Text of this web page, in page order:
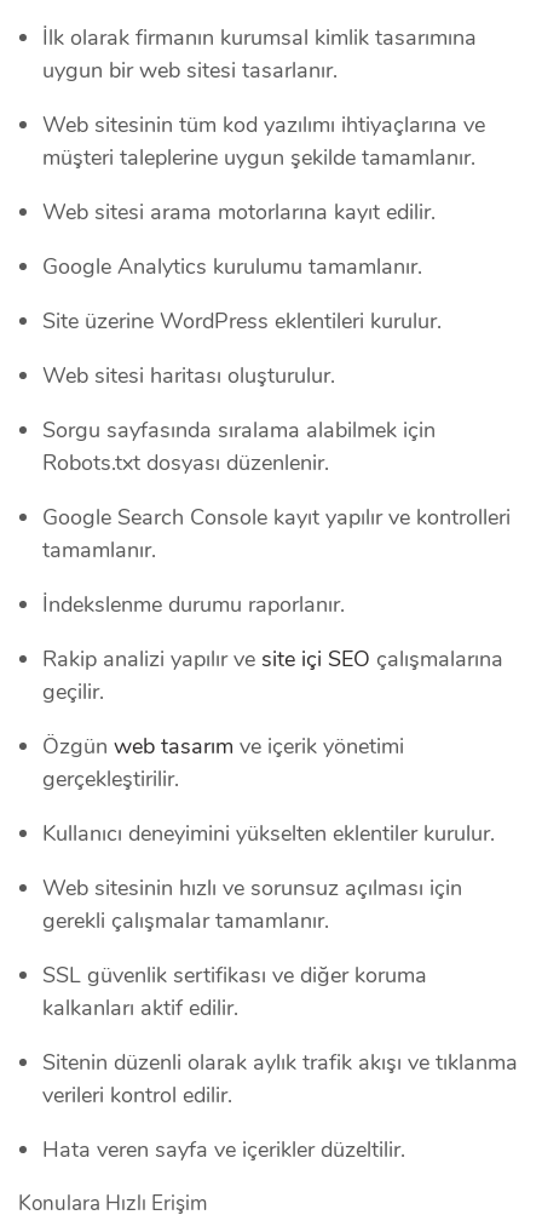
İlk olarak firmanın kurumsal kimlik tasarımına
uygun bir web sitesi tasarlanır.
Web sitesinin tüm kod yazılımı ihtiyaçlarına ve
müşteri taleplerine uygun şekilde tamamlanır.
Web sitesi arama motorlarına kayıt edilir.
Google Analytics kurulumu tamamlanır.
Site üzerine WordPress eklentileri kurulur.
Web sitesi haritası oluşturulur.
Sorgu sayfasında sıralama alabilmek için
Robots.txt dosyası düzenlenir.
Google Search Console kayıt yapılır ve kontrolleri
tamamlanır.
İndekslenme durumu raporlanır.
Rakip analizi yapılır ve site içi SEO çalışmalarına
geçilir.
Özgün web tasarım ve içerik yönetimi
gerçekleştirilir.
Kullanıcı deneyimini yükselten eklentiler kurulur.
Web sitesinin hızlı ve sorunsuz açılması için
gerekli çalışmalar tamamlanır.
SSL güvenlik sertifikası ve diğer koruma
kalkanları aktif edilir.
Sitenin düzenli olarak aylık trafik akışı ve tıklanma
verileri kontrol edilir.
Hata veren sayfa ve içerikler düzeltilir.
Konulara Hızlı Erişim